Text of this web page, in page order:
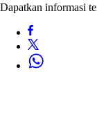
Dapatkan informasi